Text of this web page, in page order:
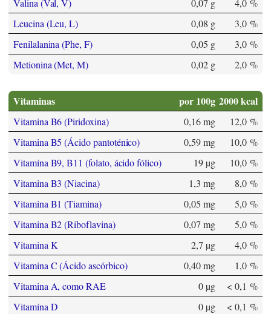
Valina (Val, V) 0,07 g
4,0 %
Leucina (Leu, L)
0,08 g
3,0 %
Fenilalanina (Phe, F)
0,05 g
3,0 %
Metionina (Met, M)
0,02 g 2,0 %
Vitaminas por 100g 2000 kcal
Vitamina B6 (Piridoxina) 0,16 mg
12,0 %
Vitamina B5 (Ácido pantoténico)
0,59 mg
10,0 %
Vitamina B9, B11 (folato, ácido fólico)
19 µg
10,0 %
Vitamina B3 (Niacina)
1,3 mg
8,0 %
Vitamina B1 (Tiamina)
0,05 mg
5,0 %
Vitamina B2 (Riboflavina)
0,07 mg
5,0 %
Vitamina K
2,7 µg
4,0 %
Vitamina C (Ácido ascórbico)
0,40 mg
1,0 %
Vitamina A, como RAE
0 µg
< 0,1 %
Vitamina D
0 µg
< 0,1 %